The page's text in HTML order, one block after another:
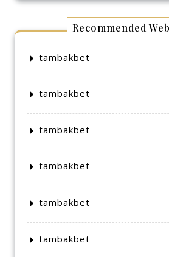
Recommended
tambakbet
tambakbet
tambakbet
tambakbet
tambakbet
tambakbet